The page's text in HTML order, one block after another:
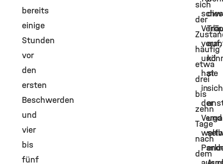
bereits
einige
Stunden
vor
den
ersten
Beschwerden
und
vier
bis
fünf
sich
der
häufig
etwa
drei
bis
zehn
Tage
nach
dem
und
hat
in
der
auf,
sie
sich
und